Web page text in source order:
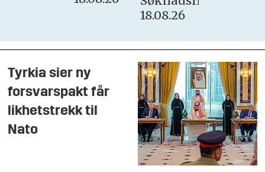
18.08.26
Tyrkia sier ny
forsvarspakt får
likhetstrekk til
Nato